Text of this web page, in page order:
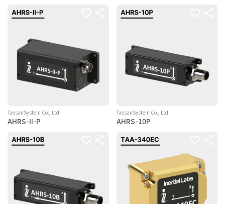
TaesanSystem Co., Ltd
AHRS-II-P
TaesanSystem Co., Ltd
AHRS-10P